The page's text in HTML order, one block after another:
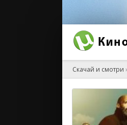
Скачай и смотри